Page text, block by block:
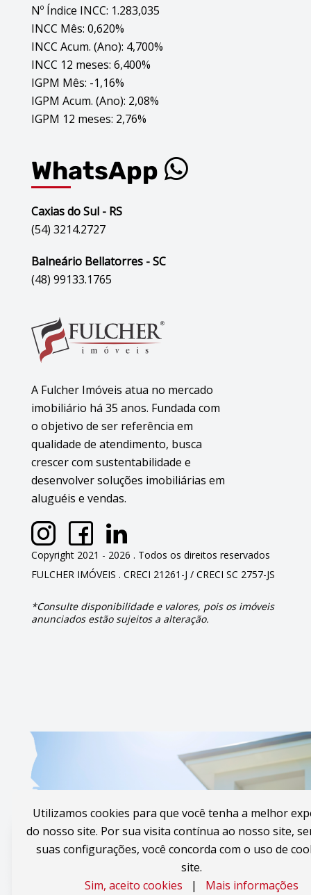
Utilizamos cookies para que você tenha a melhor
do nosso site. Por sua visita contínua ao nosso site,
suas configurações, você concorda com o uso de
site.
Sim, aceito cookies | Mais informações
Copyright 2021 - 2026 . Todos os direitos reservados
FULCHER IMÓVEIS . CRECI 21261-J / CRECI SC 2757-JS
*Consulte disponibilidade e valores, pois os imóveis
anunciados estão sujeitos a alteração.
Nº Índice INCC: 1.283,035
INCC Mês: 0,620%
INCC Acum. (Ano): 4,700%
INCC 12 meses: 6,400%
IGPM Mês: -1,16%
IGPM Acum. (Ano): 2,08%
IGPM 12 meses: 2,76%
WhatsApp
Caxias do Sul - RS
(54) 3214.2727
Balneário Bellatorres - SC
(48) 99133.1765
A Fulcher Imóveis atua no mercado
imobiliário há 35 anos. Fundada com
o objetivo de ser referência em
qualidade de atendimento, busca
crescer com sustentabilidade e
desenvolver soluções imobiliárias em
aluguéis e vendas.